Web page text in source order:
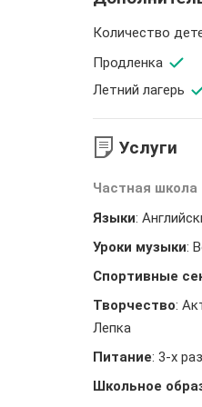
Количество
Продленка
Летний лагерь
Услуги
Частная школа
Языки:
Уроки музыки:
Спортивные
Творчество:
Лепка
Питание: 3-х
Школьное